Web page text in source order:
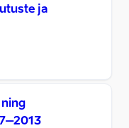
ja
ning